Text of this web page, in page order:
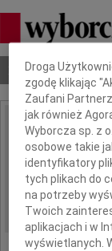
Nekrologi Odeszli
IMIĘ I NAZWISKO:
REGION:
DATA EMISJI:
Dbamy o Twoją
Droga
zgodę klikając
Zaufani
jak również
Wyborcza sp. z
osobowe takie
identyfikatory
tych plikach do
na potrzeby
Twoich
aplikacjach i w
wyświetlanych.